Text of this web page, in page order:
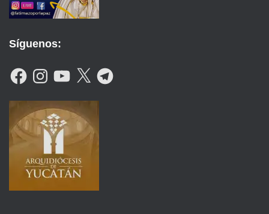
Síguenos:
F
A
B
K
N
A
G
R
M
Y
O
U
B
E
X
T
E
G